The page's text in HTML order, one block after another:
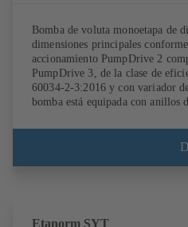
Bomba de voluta monoetapa de
dimensiones principales
accionamiento PumpDrive 2
PumpDrive 3, de la clase de
60034-2-3:2016 y con variador
bomba está equipada con anillos
según EN 12756, eje con
del cierre de eje. El diseño
Muy adelantada a las exigencias
Etanorm SYT